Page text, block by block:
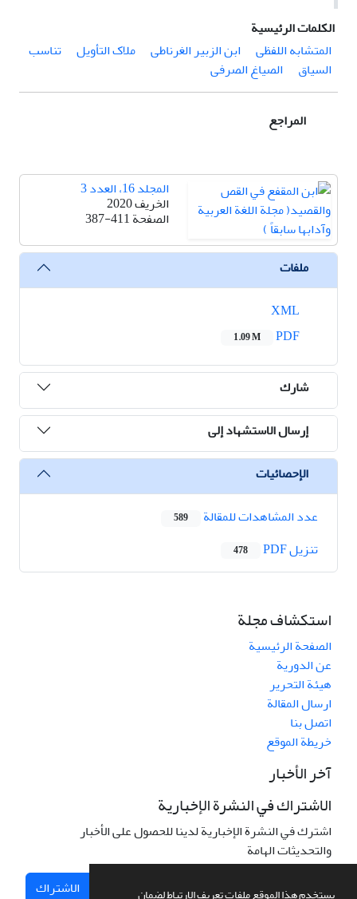
يستخدم هذا الموقع ملفات تعريف الارتباط لضمان
الكلمات الرئيسية
المتشابه اللفظی
ابن الزبیر الغرناطی ملاک التأویل
تناسب
السیاق
الصیاغ الصرفی
المجلد 16، العدد 3
الخريف 2020
الصفحة387-411
ملفات
1.09 M
شارك
إرسال الاستشهاد إلى
الإحصائيات
عدد المشاهدات للمقالة
589
تنزیل PDF 478
استكشاف مجلة
الصفحة الرئيسية
عن الدورية
هيئة التحرير
ارسال المقالة
اتصل بنا
خريطة الموقع
آخر الأخبار
الاشتراك في النشرة الإخبارية
اشترك في النشرة الإخبارية لدينا للحصول على الأخبار
والتحديثات الهامة
الاشتراك